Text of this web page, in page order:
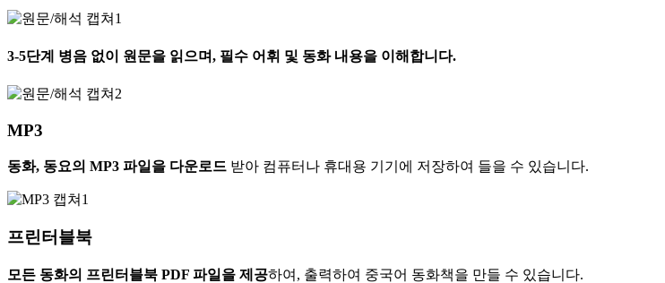
3-5단계 병음 없이 원문을 읽으며, 필수 어휘 및 동화 내용을 이해합니다.
MP3
동화, 동요의 MP3 파일을 다운로드 받아 컴퓨터나 휴대용 기기에 저장하여 들을 수 있습니다.
프린터블북
모든 동화의 프린터블북 PDF 파일을 제공하여, 출력하여 중국어 동화책을 만들 수 있습니다.